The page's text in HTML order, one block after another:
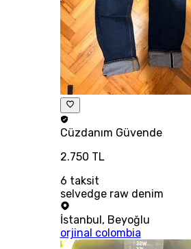
Cüzdanım Güvende
2.750 TL
6 taksit
selvedge raw denim
İstanbul, Beyoğlu
orjinal colombia